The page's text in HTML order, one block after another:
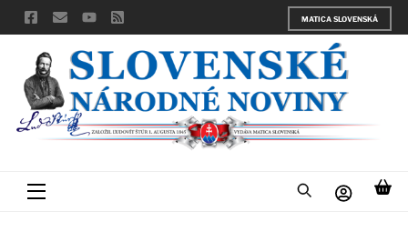
Skip
to
content
MATICA SLOVENSKÁ
Menu